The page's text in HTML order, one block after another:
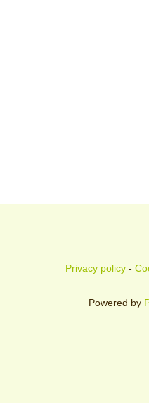
Privacy policy-
Powered by